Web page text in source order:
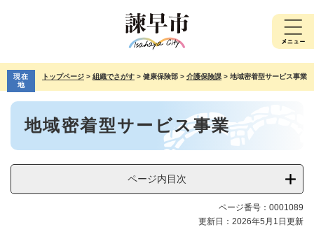
先
で
す。
を
ば
現在
地
トップページ > 組織でさがす > 健康保険部 > 介護保険課 > 地域密着型サービス事業
本
地域密着型サービス事業
ページ内目次
ページ番号：0001089
更新日：2026年5月1日更新